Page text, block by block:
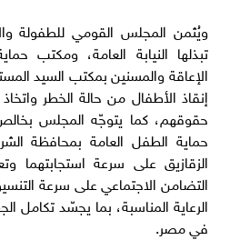
ويُثمن المجلس القومي للطفولة
تبذلها النيابة العامة، ومكتب
الإعاقة والمسنين بمكتب السيد
إنقاذ الأطفال من حالة الخطر
حقوقهم، كما يتوجّه المجلس
حماية الطفل العامة بمحافظة
الزقازيق على سرعة استجابتهما
التضامن الاجتماعي على سرعة
الرعاية المناسبة، بما يجسّد تكامل
في مصر.